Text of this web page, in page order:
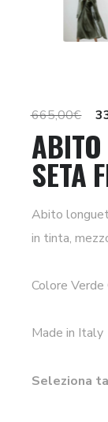
665,00€
Il
SETA
Abito
in tinta,
Colore Verde
Made in Italy
Seleziona